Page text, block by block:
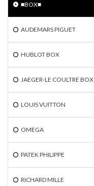
■BOX■
AUDEMARS PIGUET
HUBLOT BOX
JAEGER-LE COULTRE BOX
LOUIS VUITTON
OMEGA
PATEK PHILIPPE
RICHARD MILLE